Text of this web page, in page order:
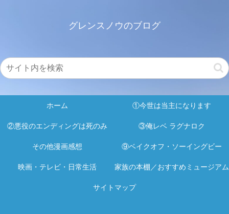
グレンスノウのブログ
ホーム ①今世は当主になります
②悪役のエンディングは死のみ ③俺レベ ラグナロク
その他漫画感想 ⑨ベイクオフ・ソーイングビー
映画・テレビ・日常生活 家族の本棚／おすすめミュージアム
サイトマップ